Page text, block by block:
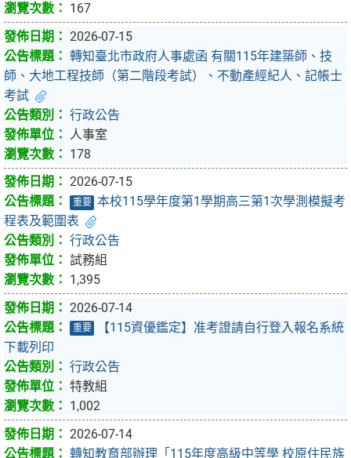
167
2026-07-15
轉知臺北市政府人事處函 有關115年建築師、技
師、大地工程技師（第二階段考試）、不動產經紀人、記帳士
考試
行政公告
人事室
178
2026-07-15
重要 本校115學年度第1學期高三第1次學測模擬考
程表及範圍表
行政公告
試務組
1,395
2026-07-14
重要
【115資優鑑定】准考證請自行登入報名系統
下載列印
行政公告
特教組
1,002
2026-07-14
轉知教育部辦理「115年度高級中等學 校原住民族